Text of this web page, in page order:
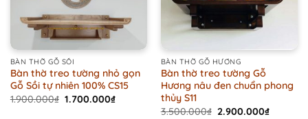
BÀN THỜ GỖ SỒI
Bàn thờ treo tường nhỏ gọn
Gỗ Sồi tự nhiên 100% CS15
1.900.000₫ Original
1.700.000₫Current
BÀN THỜ GỖ HƯƠNG
Bàn thờ treo tường Gỗ
Hương nâu đen chuẩn phong
thủy S11
3.500.000₫ Original
2.900.000₫Current